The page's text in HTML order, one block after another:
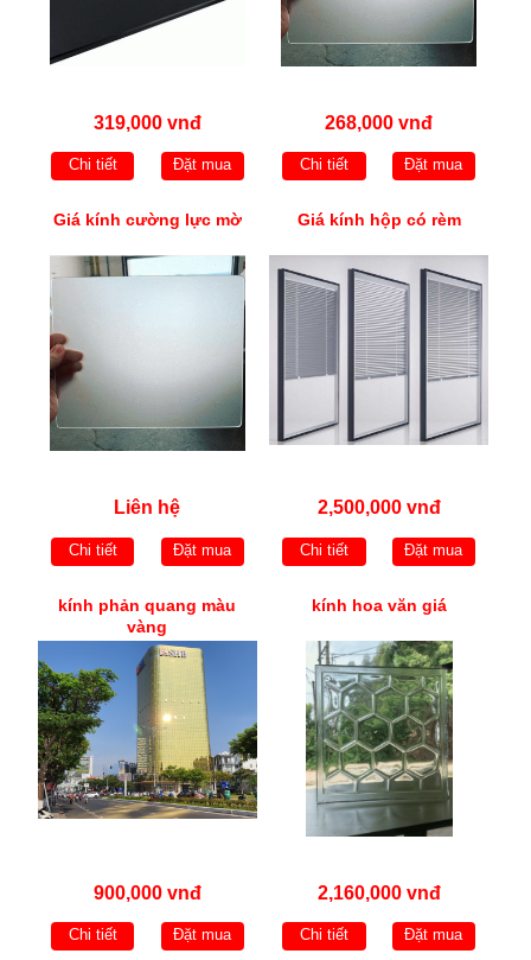
319,000 vnđ
Chi tiết Đặt mua
268,000 vnđ
Chi tiết Đặt mua
Giá kính cường lực mờ
Liên hệ
Chi tiết Đặt mua
Giá kính hộp có rèm
2,500,000 vnđ
Chi tiết Đặt mua
kính phản quang màu
vàng
900,000 vnđ
Chi tiết Đặt mua
kính hoa văn giá
2,160,000 vnđ
Chi tiết Đặt mua